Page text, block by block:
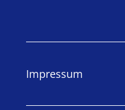
Impressum